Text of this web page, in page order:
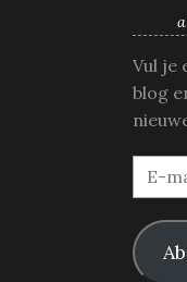
Vul je
blog
E-